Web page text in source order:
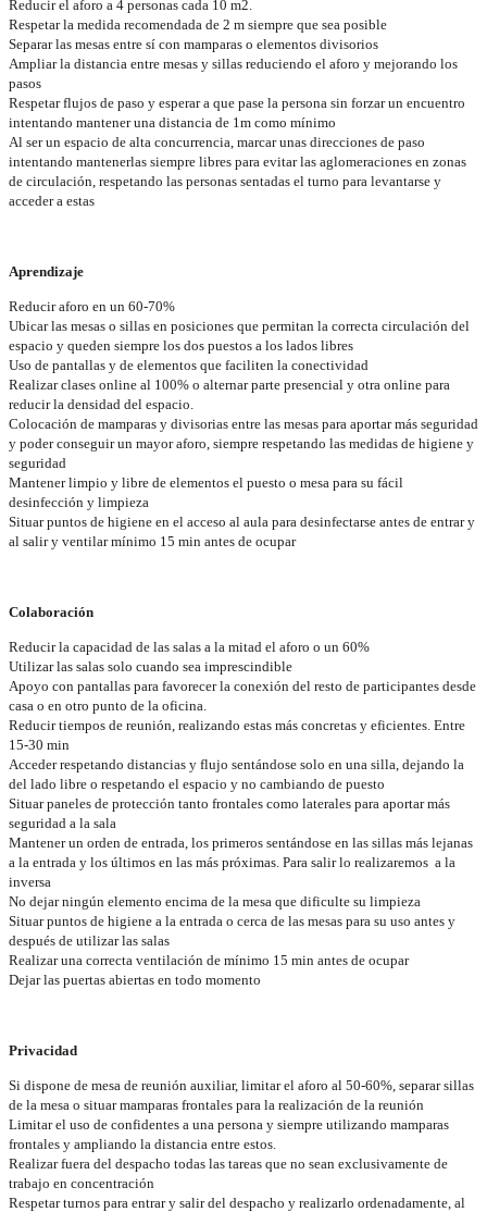
Reducir el aforo a 4 personas cada 10 m2.
Respetar la medida recomendada de 2 m siempre que sea posible
Separar las mesas entre sí con mamparas o elementos divisorios
Ampliar la distancia entre mesas y sillas reduciendo el aforo y mejorando los
pasos
Respetar flujos de paso y esperar a que pase la persona sin forzar un encuentro
intentando mantener una distancia de 1m como mínimo
Al ser un espacio de alta concurrencia, marcar unas direcciones de paso
intentando mantenerlas siempre libres para evitar las aglomeraciones en zonas
de circulación, respetando las personas sentadas el turno para levantarse y
acceder a estas
Aprendizaje
Reducir aforo en un 60-70%
Ubicar las mesas o sillas en posiciones que permitan la correcta circulación del
espacio y queden siempre los dos puestos a los lados libres
Uso de pantallas y de elementos que faciliten la conectividad
Realizar clases online al 100% o alternar parte presencial y otra online para
reducir la densidad del espacio.
Colocación de mamparas y divisorias entre las mesas para aportar más seguridad
y poder conseguir un mayor aforo, siempre respetando las medidas de higiene y
seguridad
Mantener limpio y libre de elementos el puesto o mesa para su fácil
desinfección y limpieza
Situar puntos de higiene en el acceso al aula para desinfectarse antes de entrar y
al salir y ventilar mínimo 15 min antes de ocupar
Colaboración
Reducir la capacidad de las salas a la mitad el aforo o un 60%
Utilizar las salas solo cuando sea imprescindible
Apoyo con pantallas para favorecer la conexión del resto de participantes desde
casa o en otro punto de la oficina.
Reducir tiempos de reunión, realizando estas más concretas y eficientes. Entre
15-30 min
Acceder respetando distancias y flujo sentándose solo en una silla, dejando la
del lado libre o respetando el espacio y no cambiando de puesto
Situar paneles de protección tanto frontales como laterales para aportar más
seguridad a la sala
Mantener un orden de entrada, los primeros sentándose en las sillas más lejanas
a la entrada y los últimos en las más próximas. Para salir lo realizaremos a la
inversa
No dejar ningún elemento encima de la mesa que dificulte su limpieza
Situar puntos de higiene a la entrada o cerca de las mesas para su uso antes y
después de utilizar las salas
Realizar una correcta ventilación de mínimo 15 min antes de ocupar
Dejar las puertas abiertas en todo momento
Privacidad
Si dispone de mesa de reunión auxiliar, limitar el aforo al 50-60%, separar sillas
de la mesa o situar mamparas frontales para la realización de la reunión
Limitar el uso de confidentes a una persona y siempre utilizando mamparas
frontales y ampliando la distancia entre estos.
Realizar fuera del despacho todas las tareas que no sean exclusivamente de
trabajo en concentración
Respetar turnos para entrar y salir del despacho y realizarlo ordenadamente, al